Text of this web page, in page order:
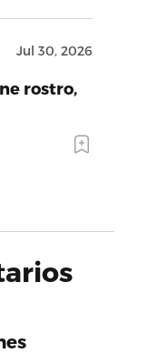
Jul 30, 2026
rostro,